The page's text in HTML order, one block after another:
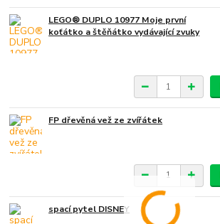
LEGO® DUPLO 10977 Moje první
koťátko a štěňátko vydávající zvuky
FP dřevěná vež ze zvířátek
spací pytel DISNEY